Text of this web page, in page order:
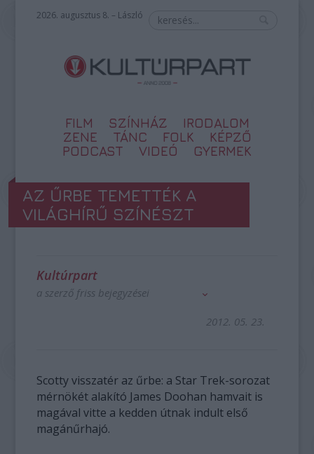
2026. augusztus 8. – László
FILM SZÍNHÁZ
IRODALOM
ZENE
TÁNC FOLK
KÉPZŐ
PODCAST
VIDEÓ GYERMEK
AZ ŰRBE TEMETTÉK A
VILÁGHÍRŰ SZÍNÉSZT
Kultúrpart
a szerző friss bejegyzései
2012. 05. 23.
Scotty visszatér az űrbe: a Star Trek-sorozat
mérnökét alakító James Doohan hamvait is
magával vitte a kedden útnak indult első
magánűrhajó.